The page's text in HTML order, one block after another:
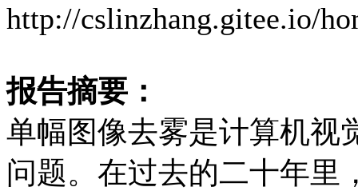
http://cslinzhang.gitee.io/
报告摘要：
单幅图像去雾是计算机视
问题。在过去的二十年里